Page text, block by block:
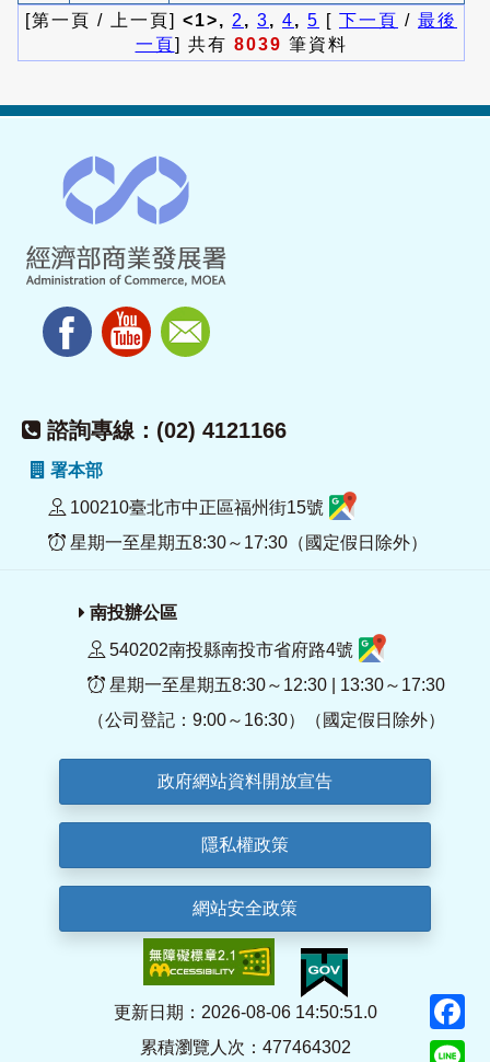
[第一頁 / 上一頁] <1>, 2 , 3, 4, 5 [ 下一頁 / 最後
一頁] 共有 8039 筆資料
諮詢專線：(02) 4121166
署本部
100210臺北市中正區福州街15號
星期一至星期五8:30～17:30（國定假日除外）
南投辦公區
540202南投縣南投市省府路4號
星期一至星期五8:30～12:30 | 13:30～17:30
（公司登記：9:00～16:30）（國定假日除外）
政府網站資料開放宣告
隱私權政策
網站安全政策
更新日期：2026-08-06 14:50:51.0
累積瀏覽人次：477464302